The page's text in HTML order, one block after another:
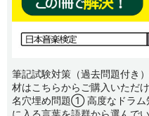
筆記試験対策（過去問題付き
材はこちらからご購入いただ
名穴埋め問題① 高度なドラム
に入る言葉を語群から選んで